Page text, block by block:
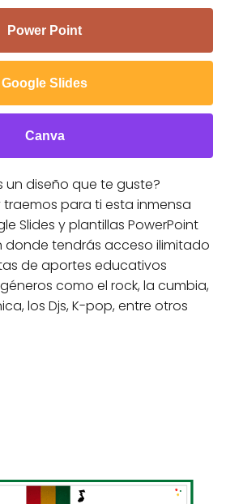
Power Point
Google Slides
Canva
un diseño que te guste?
para ti esta inmensa
Slides y plantillas PowerPoint
donde tendrás acceso ilimitado
de aportes educativos
como el rock, la cumbia,
los Djs, K-pop, entre otros